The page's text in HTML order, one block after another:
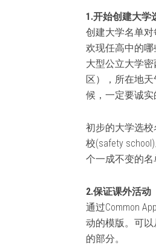
1.开始创建大学
创建大学名单
欢现任高中的
大型公立大学
区），所在地
候，一定要诚实
初步的大学选校
校(safety
个一成不变的名
2.保证课外活动
通过Common
动的模版。可
的部分。